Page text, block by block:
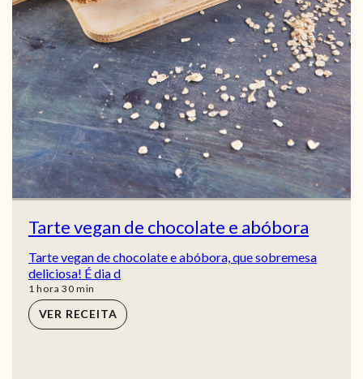
Tarte vegan de chocolate e abóbora
Tarte vegan de chocolate e abóbora, que sobremesa
deliciosa! É dia d
1 hora
hora 30min
min
VER RECEITA